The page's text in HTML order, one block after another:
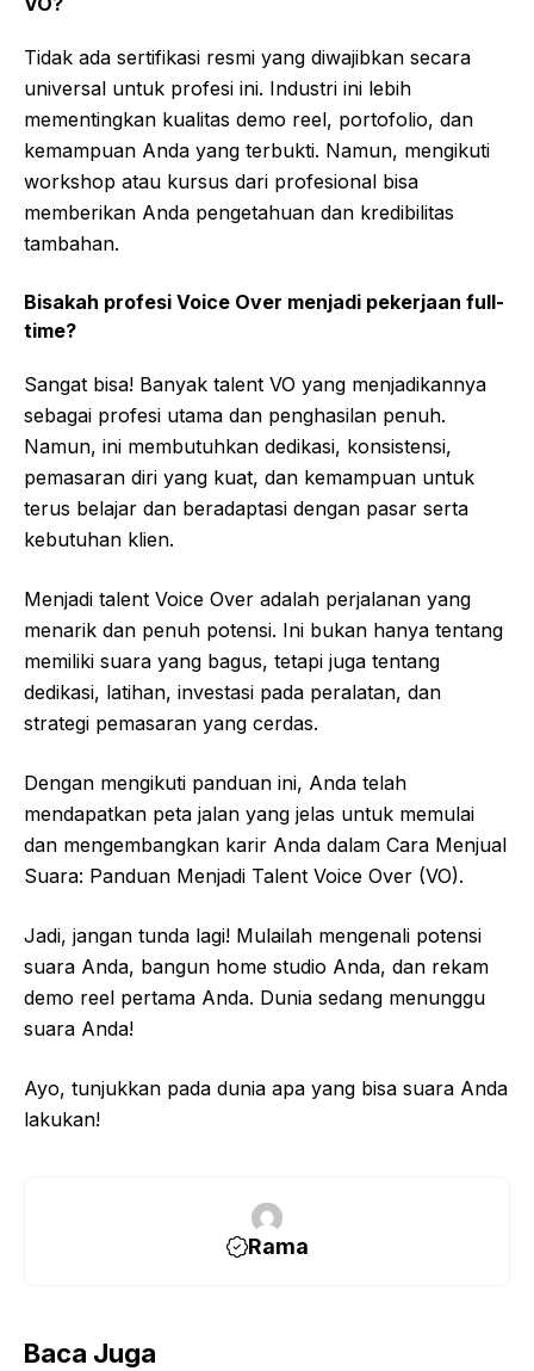
Tidak ada sertifikasi resmi yang diwajibkan secara
universal untuk profesi ini. Industri ini lebih
mementingkan kualitas demo reel, portofolio, dan
kemampuan Anda yang terbukti. Namun, mengikuti
workshop atau kursus dari profesional bisa
memberikan Anda pengetahuan dan kredibilitas
tambahan.
Bisakah profesi Voice Over menjadi pekerjaan full-
time?
Sangat bisa! Banyak talent VO yang menjadikannya
sebagai profesi utama dan penghasilan penuh.
Namun, ini membutuhkan dedikasi, konsistensi,
pemasaran diri yang kuat, dan kemampuan untuk
terus belajar dan beradaptasi dengan pasar serta
kebutuhan klien.
Menjadi talent Voice Over adalah perjalanan yang
menarik dan penuh potensi. Ini bukan hanya tentang
memiliki suara yang bagus, tetapi juga tentang
dedikasi, latihan, investasi pada peralatan, dan
strategi pemasaran yang cerdas.
Dengan mengikuti panduan ini, Anda telah
mendapatkan peta jalan yang jelas untuk memulai
dan mengembangkan karir Anda dalam Cara Menjual
Suara: Panduan Menjadi Talent Voice Over (VO).
Jadi, jangan tunda lagi! Mulailah mengenali potensi
suara Anda, bangun home studio Anda, dan rekam
demo reel pertama Anda. Dunia sedang menunggu
suara Anda!
Ayo, tunjukkan pada dunia apa yang bisa suara Anda
lakukan!
Rama
Baca Juga